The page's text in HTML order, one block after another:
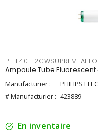
PHIF40T12CWSUPREMEALTO
Ampoule Tube Fluorescent
Manufacturier :
PHILIPS
# Manufacturier : 423889
En inventaire